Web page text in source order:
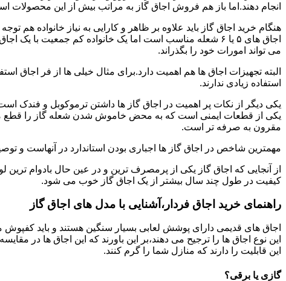
انجام دهند.اما باز هم فروش اجاق گاز به مراتب بیش از این محصولات
هنگام خرید اجاق گاز باید علاوه بر ظاهر و کارایی به نیاز خانواده هم
می تواند امورات خود را بگذراند.
البته تجهیزات اجاق ها هم اهمیت دارد.برای مثال خیلی ها از فر اجاق
استفاده زیادی ندارند.
یکی دیگر از نکات پر اهمیت در اجاق گاز ها داشتن ترموکوبل و فندک
یکی از قطعات ایمنی است که به محض خاموش شدن شعله گاز را قطع می
مقرون به صرفه تر است.
مهمترین شاخص در اجاق گاز ها اجباری بودن استاندارد در آنهاست و
از آنجایی که اجاق گاز یکی از پرمصرف ترین و در عین حال بادوام
کیفیت در طول چند سال بیشتر از یک اجاق گاز خوب می شود.
راهنمای خرید اجاق فردار،آشنایی با مدل های اجاق گاز
اجاق های قدیمی دارای پوشش لعابی بسیار سنگین هستند و باید
این نوع اجاق ها را ترجیح می دهند،بر این باورند که این اجاق ها در
این قابلیت را دارند که منازل شما را گرم کنند.
گازی یا برقی؟